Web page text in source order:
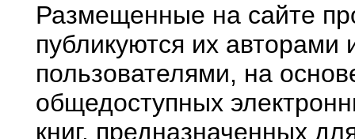
Размещенные на сайте
публикуются их авторами
пользователями, на
общедоступных
книг, предназначенных